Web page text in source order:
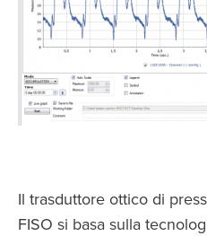
Il trasduttore ottico di
FISO si basa sulla